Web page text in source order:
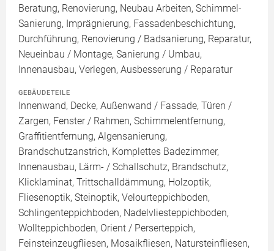
Beratung, Renovierung, Neubau Arbeiten, Schimmel-
Sanierung, Imprägnierung, Fassadenbeschichtung,
Durchführung, Renovierung / Badsanierung, Reparatur,
Neueinbau / Montage, Sanierung / Umbau,
Innenausbau, Verlegen, Ausbesserung / Reparatur
GEBÄUDETEILE
Innenwand, Decke, Außenwand / Fassade, Türen /
Zargen, Fenster / Rahmen, Schimmelentfernung,
Graffitientfernung, Algensanierung,
Brandschutzanstrich, Komplettes Badezimmer,
Innenausbau, Lärm- / Schallschutz, Brandschutz,
Klicklaminat, Trittschalldämmung, Holzoptik,
Fliesenoptik, Steinoptik, Velourteppichboden,
Schlingenteppichboden, Nadelvliesteppichboden,
Wollteppichboden, Orient / Perserteppich,
Feinsteinzeugfliesen, Mosaikfliesen, Natursteinfliesen,